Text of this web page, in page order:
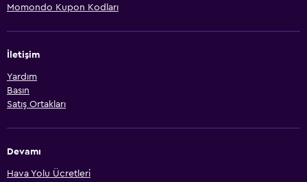
Momondo Kupon Kodları
İletişim
Yardım
Basın
Satış Ortakları
Devamı
Hava Yolu Ücretleri